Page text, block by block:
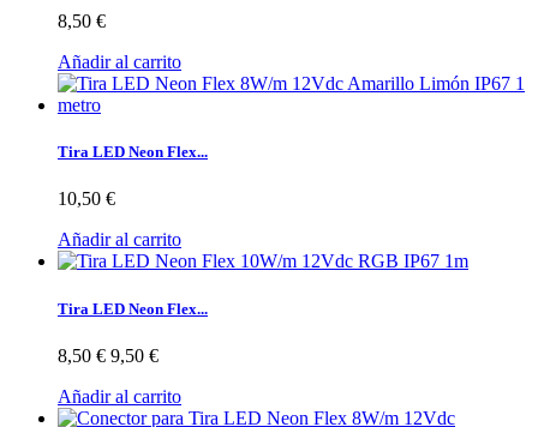
8,50 €
Añadir al carrito
Tira LED Neon Flex...
10,50 €
Añadir al carrito
Tira LED Neon Flex...
8,50 € 9,50 €
Añadir al carrito